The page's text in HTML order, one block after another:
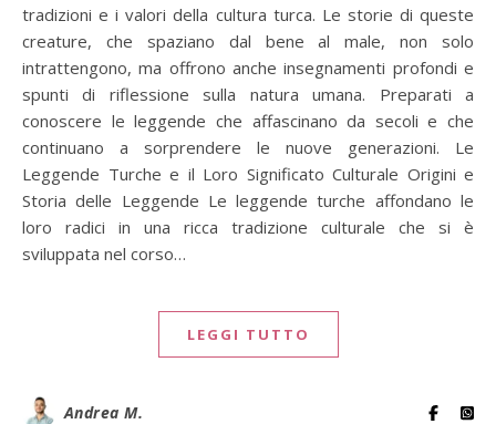
tradizioni e i valori della cultura turca. Le storie di queste
creature, che spaziano dal bene al male, non solo
intrattengono, ma offrono anche insegnamenti profondi e
spunti di riflessione sulla natura umana. Preparati a
conoscere le leggende che affascinano da secoli e che
continuano a sorprendere le nuove generazioni. Le
Leggende Turche e il Loro Significato Culturale Origini e
Storia delle Leggende Le leggende turche affondano le
loro radici in una ricca tradizione culturale che si è
sviluppata nel corso…
LEGGI TUTTO
Andrea M.